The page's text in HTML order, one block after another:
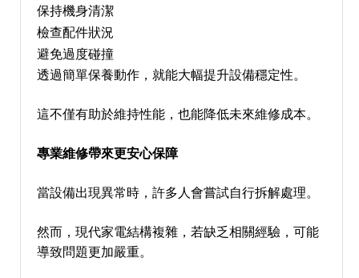
保持機身清潔
檢查配件狀況
避免過度碰撞
透過簡單保養動作，就能大幅提升設備穩定性。
這不僅有助於維持性能，也能降低未來維修成本。
專業維修帶來更安心保障
當設備出現異常時，許多人會嘗試自行拆解處理。
然而，現代家電結構複雜，若缺乏相關經驗，可能
導致問題更加嚴重。